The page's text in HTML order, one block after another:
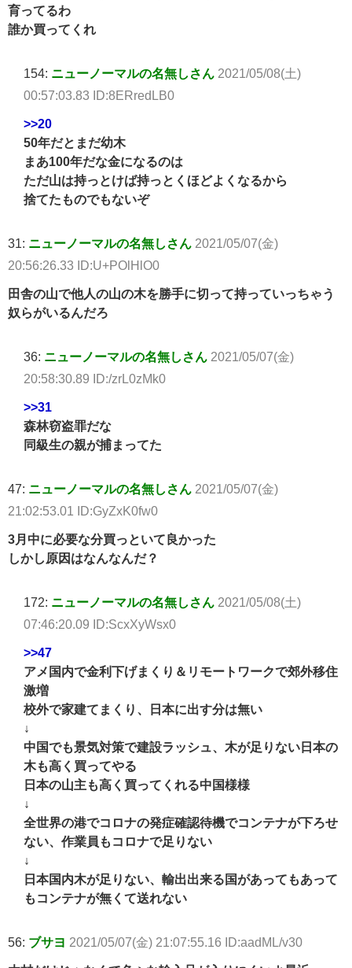
育ってるわ
誰か買ってくれ
154: ニューノーマルの名無しさん 2021/05/08(土)
00:57:03.83 ID:8ERredLB0
>>20
50年だとまだ幼木
まあ100年だな金になるのは
ただ山は持っとけば持っとくほどよくなるから
捨てたものでもないぞ
31: ニューノーマルの名無しさん 2021/05/07(金)
20:56:26.33 ID:U+POlHlO0
田舎の山で他人の山の木を勝手に切って持っていっちゃう
奴らがいるんだろ
36: ニューノーマルの名無しさん 2021/05/07(金)
20:58:30.89 ID:/zrL0zMk0
>>31
森林窃盗罪だな
同級生の親が捕まってた
47: ニューノーマルの名無しさん 2021/05/07(金)
21:02:53.01 ID:GyZxK0fw0
3月中に必要な分買っといて良かった
しかし原因はなんなんだ？
172: ニューノーマルの名無しさん 2021/05/08(土)
07:46:20.09 ID:ScxXyWsx0
>>47
アメ国内で金利下げまくり＆リモートワークで郊外移住
激増
校外で家建てまくり、日本に出す分は無い
↓
中国でも景気対策で建設ラッシュ、木が足りない日本の
木も高く買ってやる
日本の山主も高く買ってくれる中国様様
↓
全世界の港でコロナの発症確認待機でコンテナが下ろせ
ない、作業員もコロナで足りない
↓
日本国内木が足りない、輸出出来る国があってもあって
もコンテナが無くて送れない
56: ブサヨ 2021/05/07(金) 21:07:55.16 ID:aadML/v30